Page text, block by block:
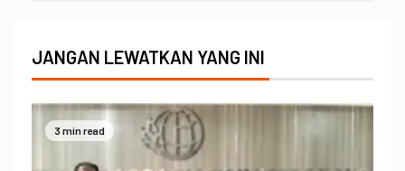
JANGAN LEWATKAN YANG INI
3 min read